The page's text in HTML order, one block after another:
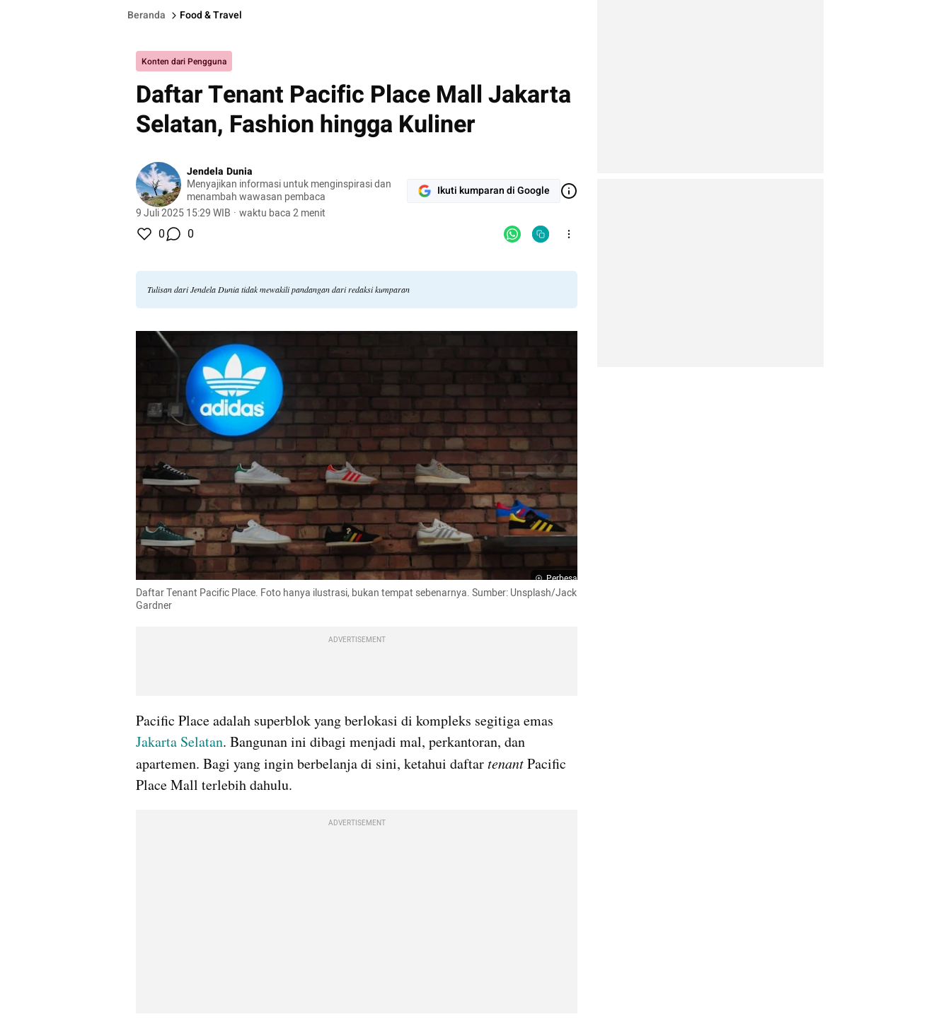
Beranda Food & Travel
Konten dari Pengguna
Daftar Tenant Pacific Place Mall Jakarta
Selatan, Fashion hingga Kuliner
Jendela Dunia
Menyajikan informasi untuk menginspirasi dan
menambah wawasan pembaca
9 Juli 2025 15:29 WIB · waktu baca 2 menit
Ikuti kumparan di Google
0 0
Tulisan dari Jendela Dunia tidak mewakili pandangan dari redaksi kumparan
Perbesar
Daftar Tenant Pacific Place. Foto hanya ilustrasi, bukan tempat sebenarnya. Sumber: Unsplash/Jack
Gardner
ADVERTISEMENT
Jakarta Selatan. Bangunan ini dibagi menjadi mal, perkantoran, dan
apartemen. Bagi yang ingin berbelanja di sini, ketahui daftar tenant Pacific
Place Mall terlebih dahulu.
ADVERTISEMENT